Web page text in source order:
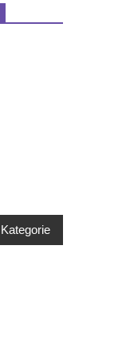
Kategorie